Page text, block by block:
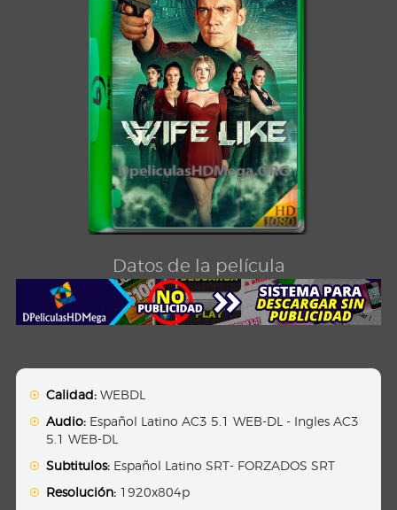
Datos de la película
Calidad: WEBDL
Audio: Español Latino AC3 5.1 WEB-DL - Ingles AC3
5.1 WEB-DL
Subtitulos: Español Latino SRT- FORZADOS SRT
Resolución: 1920x804p